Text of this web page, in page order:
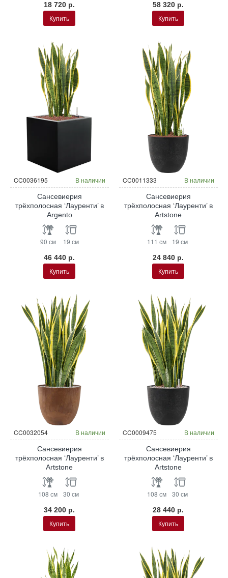
18 720 р.
Купить
58 320 р.
Купить
CC0036195 В наличии
Сансевиерия
трёхполосная ‘Лауренти’ в
Argento
90 см 19 см
46 440 р.
Купить
CC0011333 В наличии
Сансевиерия
трёхполосная ‘Лауренти’ в
Artstone
111 см 19 см
24 840 р.
Купить
CC0032054 В наличии
Сансевиерия
трёхполосная ‘Лауренти’ в
Artstone
108 см 30 см
34 200 р.
Купить
CC0009475 В наличии
Сансевиерия
трёхполосная ‘Лауренти’ в
Artstone
108 см 30 см
28 440 р.
Купить